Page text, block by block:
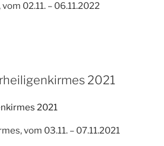
02.11. – 06.11.2022
2021
vom 03.11. – 07.11.2021